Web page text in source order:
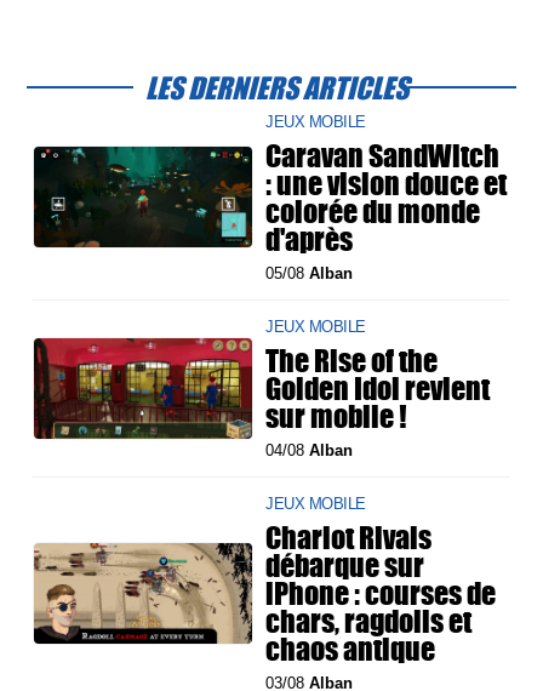
LES DERNIERS ARTICLES
JEUX MOBILE
Caravan SandWitch
: une vision douce et
colorée du monde
d'après
05/08Alban
JEUX MOBILE
The Rise of the
Golden Idol revient
sur mobile !
04/08Alban
JEUX MOBILE
Chariot Rivals
débarque sur
iPhone : courses de
chars, ragdolls et
chaos antique
03/08Alban